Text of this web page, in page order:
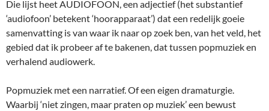
Die lijst heet AUDIOFOON, een adjectief (het substantief
‘audiofoon’ betekent ‘hoorapparaat’) dat een redelijk goeie
samenvatting is van waar ik naar op zoek ben, van het veld, het
gebied dat ik probeer af te bakenen, dat tussen popmuziek en
verhalend audiowerk.
Popmuziek met een narratief. Of een eigen dramaturgie.
Waarbij ‘niet zingen, maar praten op muziek’ een bewust